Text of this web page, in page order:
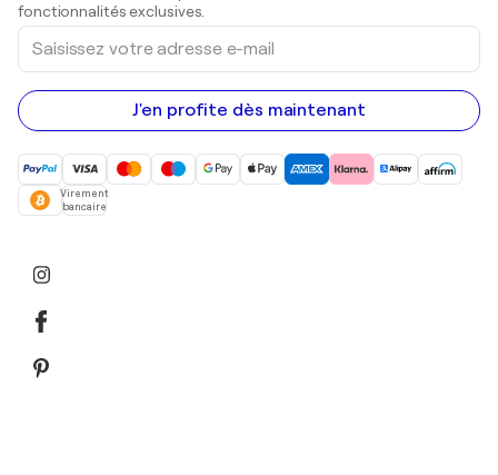
fonctionnalités exclusives.
Saisissez
votre
adresse
e-
mail
J'en profite dès maintenant
Virement
bancaire